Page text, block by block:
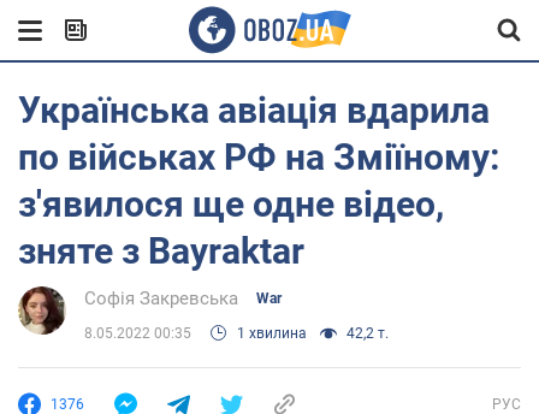
Українська авіація вдарила
по військах РФ на Зміїному:
з'явилося ще одне відео,
зняте з Bayraktar
Софія Закревська War
8.05.2022 00:35 1 хвилина 42,2 т.
1376 РУС